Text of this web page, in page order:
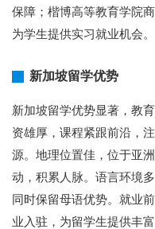
保障；楷博高等教育学院
为学生提供实习就业机会。
新加坡留学优势
新加坡留学优势显著，教
资雄厚，课程紧跟前沿，
源。地理位置佳，位于亚
动，积累人脉。语言环境
同时保留母语优势。就业
业入驻，为留学生提供丰